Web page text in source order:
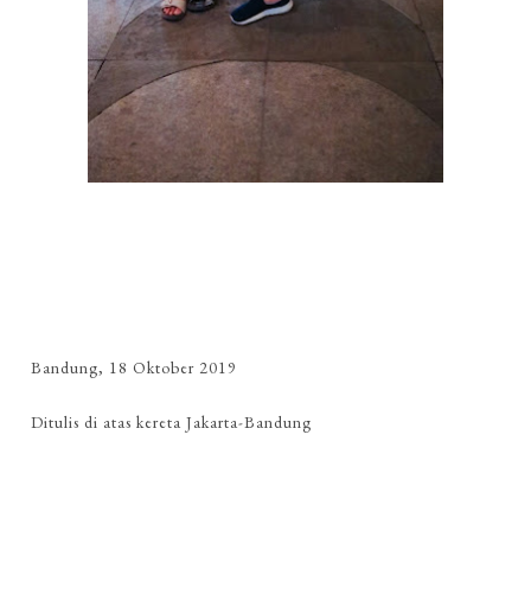
Bandung, 18 Oktober 2019
Ditulis di atas kereta Jakarta-Bandung